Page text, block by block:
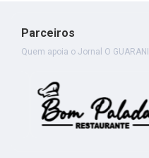
Parceiros
Quem apoia o Jornal O GUARANI